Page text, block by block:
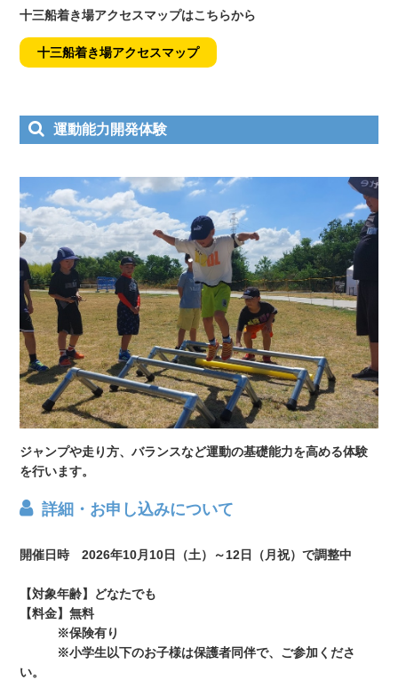
十三船着き場アクセスマップはこちらから
十三船着き場アクセスマップ
運動能力開発体験
ジャンプや走り方、バランスなど運動の基礎能力を高める体験
を行います。
詳細・お申し込みについて
開催日時 2026年10月10日（土）～12日（月祝）で調整中
【対象年齢】どなたでも
【料金】無料
※保険有り
※小学生以下のお子様は保護者同伴で、ご参加くださ
い。